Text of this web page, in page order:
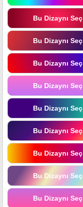
Bu Dizaynı Seç
Bu Dizaynı Seç
Bu Dizaynı Seç
Bu Dizaynı Seç
Bu Dizaynı Seç
Bu Dizaynı Seç
Bu Dizaynı Seç
Bu Dizaynı Seç
Bu Dizaynı Seç